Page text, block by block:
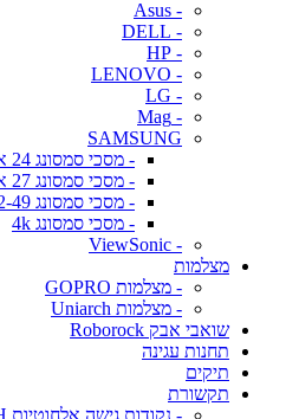
- Asus
- DELL
- HP
- LENOVO
- LG
- Mag
SAMSUNG
- מסכי סמסונג 24 אינץ
- מסכי סמסונג 27 אינץ
- מסכי סמסונג 32-49 אינץ
- מסכי סמסונג 4k
- ViewSonic
מצלמות
- מצלמות GOPRO
- מצלמות Uniarch
שואבי אבק Roborock
תחנות עגינה
תיקים
תקשורת
- נקודות גישה אלחוטיות MESH